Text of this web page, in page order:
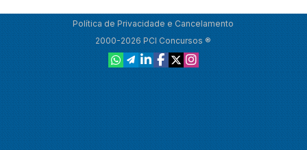
Política de Privacidade e Cancelamento
2000-2026 PCI Concursos ®